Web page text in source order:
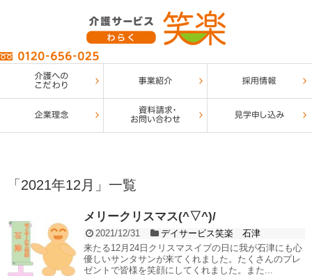
「 2021年12月 」 一覧
メリークリスマス(^▽^)/
2021/12/31
デイサービス笑楽 石津
来たる12月24日クリスマスイブの日に我が石津にも心
優しいサンタサンが来てくれました。たくさんのプレ
ゼントで皆様を笑顔にしてくれました。また...